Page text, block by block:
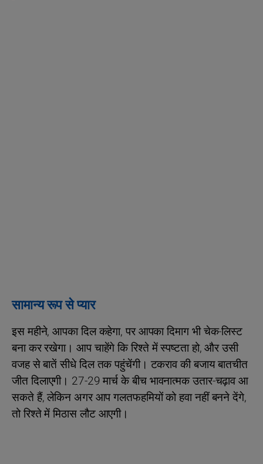
सामान्य रूप से प्यार
इस महीने, आपका दिल कहेगा, पर आपका दिमाग भी चेक-लिस्ट
बना कर रखेगा। आप चाहेंगे कि रिश्ते में स्पष्टता हो, और उसी
वजह से बातें सीधे दिल तक पहुंचेंगी। टकराव की बजाय बातचीत
जीत दिलाएगी। 27-29 मार्च के बीच भावनात्मक उतार-चढ़ाव आ
सकते हैं, लेकिन अगर आप गलतफहमियों को हवा नहीं बनने देंगे,
तो रिश्ते में मिठास लौट आएगी।